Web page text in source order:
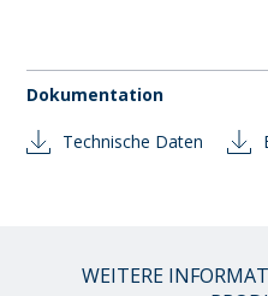
Dokumentation
Technische Daten
WEITERE